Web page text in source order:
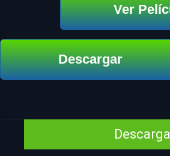
Ver
Descargar
Descarga